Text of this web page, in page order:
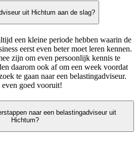
uit Hichtum aan de slag?
een kleine periode hebben waarin de
eerst even beter moet leren kennen.
zijn om even persoonlijk kennis te
daarom ook af om een week voordat
te gaan naar een belastingadviseur.
goed vooruit!
naar een belastingadviseur uit
Hichtum?